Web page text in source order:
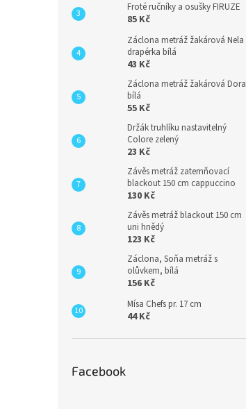
Froté ručníky a osušky FIRUZE
85 Kč
Záclona metráž žakárová Nela
drapérka bílá
43 Kč
Záclona metráž žakárová Dora
bílá
55 Kč
Držák truhlíku nastavitelný
Colore zelený
23 Kč
Závěs metráž zatemňovací
blackout 150 cm cappuccino
130 Kč
Závěs metráž blackout 150 cm
uni hnědý
123 Kč
Záclona, Soňa metráž s
olůvkem, bílá
156 Kč
Mísa Chefs pr. 17 cm
44 Kč
Facebook